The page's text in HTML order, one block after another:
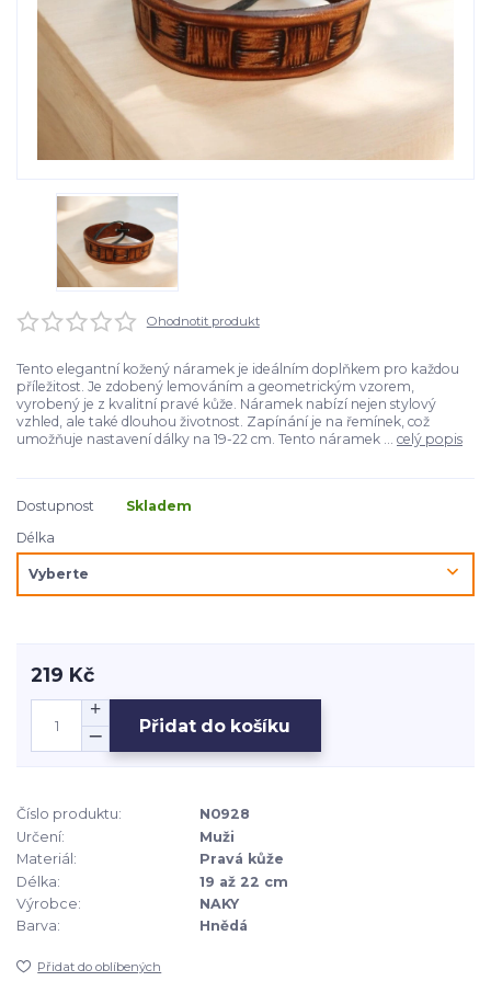
Ohodnotit produkt
Tento elegantní kožený náramek je ideálním doplňkem pro každou
příležitost. Je zdobený lemováním a geometrickým vzorem,
vyrobený je z kvalitní pravé kůže. Náramek nabízí nejen stylový
vzhled, ale také dlouhou životnost. Zapínání je na řemínek, což
umožňuje nastavení dálky na 19-22 cm. Tento náramek ... celý popis
Dostupnost
Skladem
Délka
219 Kč
Přidat do košíku
Číslo produktu:
N0928
Určení:
Muži
Materiál:
Pravá kůže
Délka:
19 až 22 cm
Výrobce:
NAKY
Barva:
Hnědá
Přidat do oblíbených